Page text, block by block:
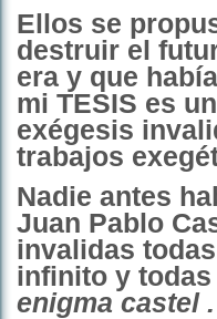
Ellos se
destruir el
era y que
mi TESIS es
exégesis
trabajos
Nadie antes
Juan Pablo
invalidas
infinito y
enigma castel